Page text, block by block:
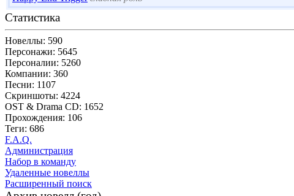
Статистика
Новеллы: 590
Персонажи: 5645
Персоналии: 5260
Компании: 360
Песни: 1107
Скриншоты: 4224
OST & Drama CD: 1652
Прохождения: 106
Теги: 686
F.A.Q.
Администрация
Набор в команду
Удаленные новеллы
Расширенный поиск